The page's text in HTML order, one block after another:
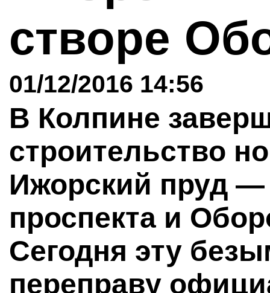
створе
01/12/2016 14:56
В Колпине
строительство
Ижорский пруд —
проспекта и
Сегодня эту
переправу